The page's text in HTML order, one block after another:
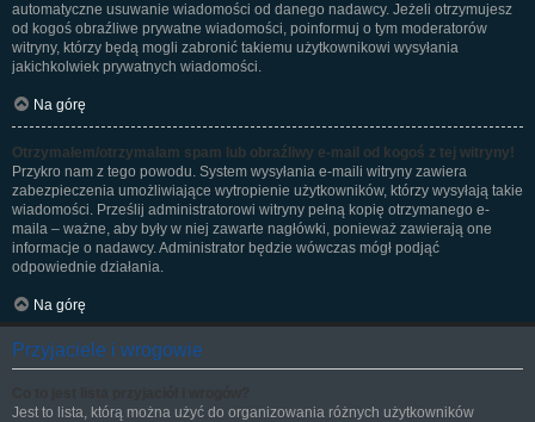
automatyczne usuwanie wiadomości od danego nadawcy. Jeżeli otrzymujesz
od kogoś obraźliwe prywatne wiadomości, poinformuj o tym moderatorów
witryny, którzy będą mogli zabronić takiemu użytkownikowi wysyłania
jakichkolwiek prywatnych wiadomości.
Na górę
Otrzymałem/otrzymałam spam lub obraźliwy e-mail od kogoś z tej witryny!
Przykro nam z tego powodu. System wysyłania e-maili witryny zawiera
zabezpieczenia umożliwiające wytropienie użytkowników, którzy wysyłają takie
wiadomości. Prześlij administratorowi witryny pełną kopię otrzymanego e-
maila – ważne, aby były w niej zawarte nagłówki, ponieważ zawierają one
informacje o nadawcy. Administrator będzie wówczas mógł podjąć
odpowiednie działania.
Na górę
Przyjaciele i wrogowie
Jest to lista, którą można użyć do organizowania różnych użytkowników